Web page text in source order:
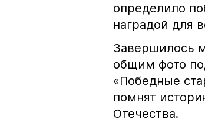
определило
наградой для
Завершилось
общим фото
«Победные
помнят
Отечества.